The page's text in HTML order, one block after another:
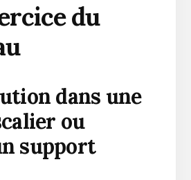
du
dans une
ou
support